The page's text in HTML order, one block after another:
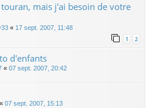
mais j'ai besoin de votre
« 17 sept. 2007, 11:48
1 2
d'enfants
« 07 sept. 2007, 20:42
« 07 sept. 2007, 15:13